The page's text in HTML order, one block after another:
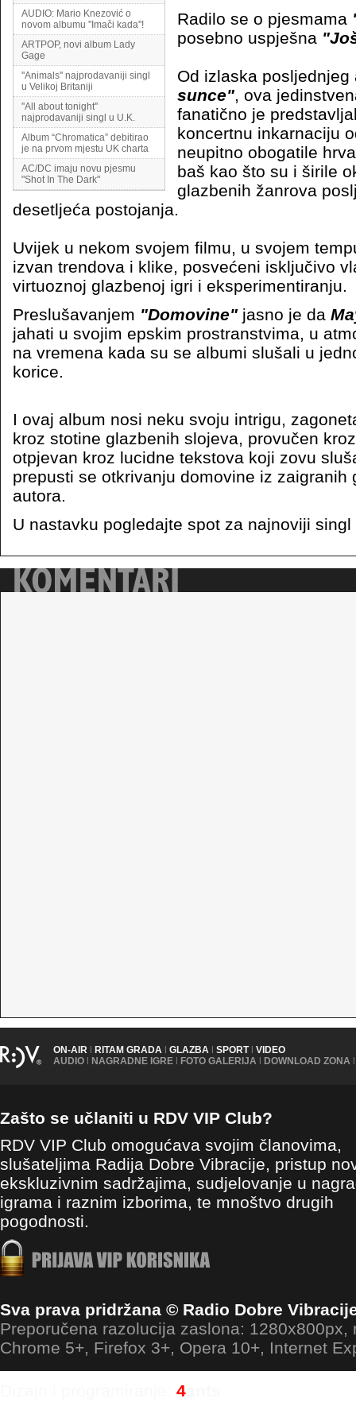
AUDIO: Mario Knezović o
novom albumu ''Imači kada''!
ARTPOP, novi album Lady
Gage
''Animals'' najprodavaniji singl
u Velikoj Britaniji
''All about tonight''
najprodavaniji singl u U.K.
Album “Chromatica” debitirao
je na prvom mjestu UK charta
AC/DC imaju novu pjesmu
"Shot In The Dark"
Radilo se o pjesmama
posebno uspješna
Od izlaska posljednjeg
sunce", ova
fanatično je
koncertnu inkarnaciju
neupitno obogatile
baš kao što su i širile
glazbenih žanrova
desetljeća postojanja.
Uvijek u nekom svojem filmu, u svojem
izvan trendova i klike, posvećeni isključivo
virtuoznoj glazbenoj igri i eksperimentiranju.
Preslušavanjem "Domovine" jasno je da
jahati u svojim epskim prostranstvima, u
na vremena kada su se albumi slušali u
korice.
I ovaj album nosi neku svoju intrigu,
kroz stotine glazbenih slojeva, provučen
otpjevan kroz lucidne tekstova koji zovu
prepusti se otkrivanju domovine iz zaigranih
autora.
U nastavku pogledajte spot za najnoviji singl
ON-AIR | RITAM GRADA | GLAZBA | SPORT | VIDEO
AUDIO | NAGRADNE IGRE | FOTO GALERIJA | DOWNLOAD ZONA |
Zašto se učlaniti u RDV VIP Club?
RDV VIP Club omogućava svojim članovima,
slušateljima Radija Dobre Vibracije, pristup
ekskluzivnim sadržajima, sudjelovanje u
igrama i raznim izborima, te mnoštvo drugih
pogodnosti.
Sva prava pridržana © Radio Dobre
Preporučena razolucija zaslona: 1280x800px,
Chrome 5+, Firefox 3+, Opera 10+, Internet
4